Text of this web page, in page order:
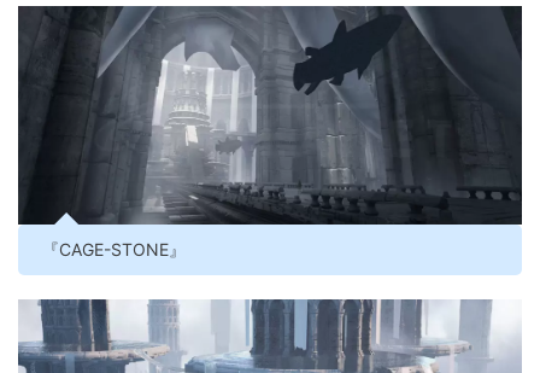
『CAGE-STONE』